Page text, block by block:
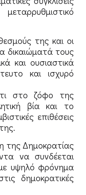
της και οι
δικαιώματά τους
και ουσιαστικά
και ισχυρό
στο ζόφο της
βία και το
επιθέσεις
της Δημοκρατίας
να συνδέεται
υψηλό φρόνημα
δημοκρατικές